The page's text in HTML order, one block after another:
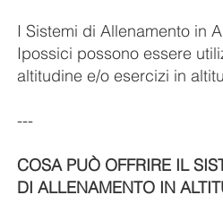
I Sistemi di Allenamento in
Ipossici possono essere
altitudine e/o esercizi in
---
COSA PUÒ OFFRIRE IL
DI ALLENAMENTO IN